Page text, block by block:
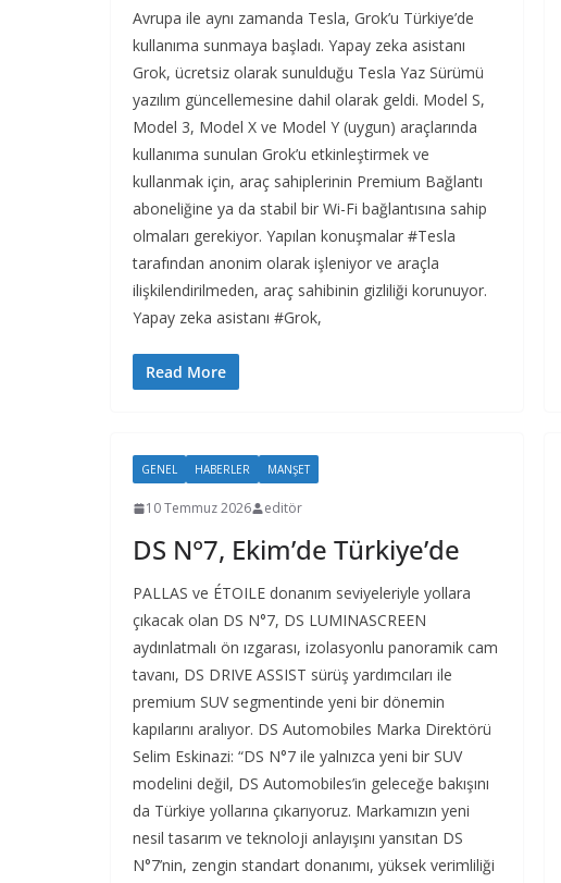
Avrupa ile aynı zamanda Tesla, Grok’u Türkiye’de
kullanıma sunmaya başladı. Yapay zeka asistanı
Grok, ücretsiz olarak sunulduğu Tesla Yaz Sürümü
yazılım güncellemesine dahil olarak geldi. Model S,
Model 3, Model X ve Model Y (uygun) araçlarında
kullanıma sunulan Grok’u etkinleştirmek ve
kullanmak için, araç sahiplerinin Premium Bağlantı
aboneliğine ya da stabil bir Wi-Fi bağlantısına sahip
olmaları gerekiyor. Yapılan konuşmalar #Tesla
tarafından anonim olarak işleniyor ve araçla
ilişkilendirilmeden, araç sahibinin gizliliği korunuyor.
Yapay zeka asistanı #Grok,
Read More
GENEL HABERLER MANŞET
10 Temmuz 2026 editör
DS N°7, Ekim’de Türkiye’de
PALLAS ve ÉTOILE donanım seviyeleriyle yollara
çıkacak olan DS N°7, DS LUMINASCREEN
aydınlatmalı ön ızgarası, izolasyonlu panoramik cam
tavanı, DS DRIVE ASSIST sürüş yardımcıları ile
premium SUV segmentinde yeni bir dönemin
kapılarını aralıyor. DS Automobiles Marka Direktörü
Selim Eskinazi: “DS N°7 ile yalnızca yeni bir SUV
modelini değil, DS Automobiles’in geleceğe bakışını
da Türkiye yollarına çıkarıyoruz. Markamızın yeni
nesil tasarım ve teknoloji anlayışını yansıtan DS
N°7’nin, zengin standart donanımı, yüksek verimliliği